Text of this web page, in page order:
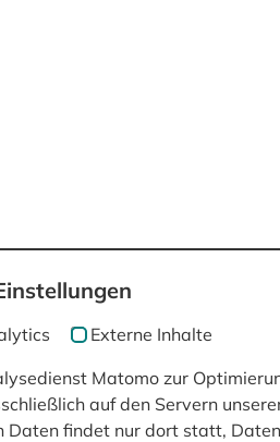
Externe Inhalte
Matomo zur
auf den Servern
Daten findet nur dort statt,